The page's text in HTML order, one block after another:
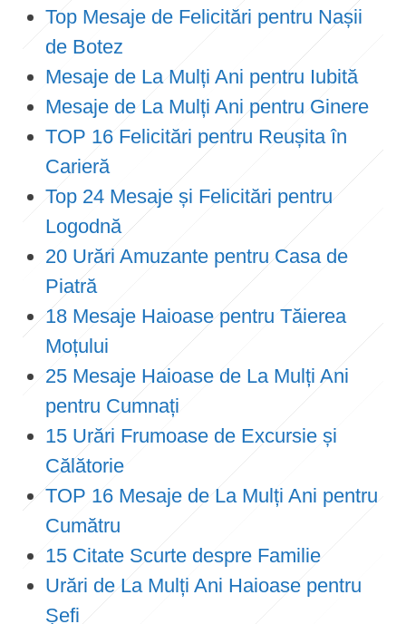
Top Mesaje de Felicitări pentru Nașii
de Botez
Mesaje de La Mulți Ani pentru Iubită
Mesaje de La Mulți Ani pentru Ginere
TOP 16 Felicitări pentru Reușita în
Carieră
Top 24 Mesaje și Felicitări pentru
Logodnă
20 Urări Amuzante pentru Casa de
Piatră
18 Mesaje Haioase pentru Tăierea
Moțului
25 Mesaje Haioase de La Mulți Ani
pentru Cumnați
15 Urări Frumoase de Excursie și
Călătorie
TOP 16 Mesaje de La Mulți Ani pentru
Cumătru
15 Citate Scurte despre Familie
Urări de La Mulți Ani Haioase pentru
Șefi